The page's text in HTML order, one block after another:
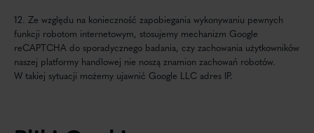
12. Ze względu na konieczność zapobiegania wykonywaniu pewnych
funkcji robotom internetowym, stosujemy mechanizm Google
reCAPTCHA do sporadycznego badania, czy zachowania użytkowników
naszej platformy handlowej nie noszą znamion zachowań robotów.
W takiej sytuacji możemy ujawnić Google LLC adres IP.